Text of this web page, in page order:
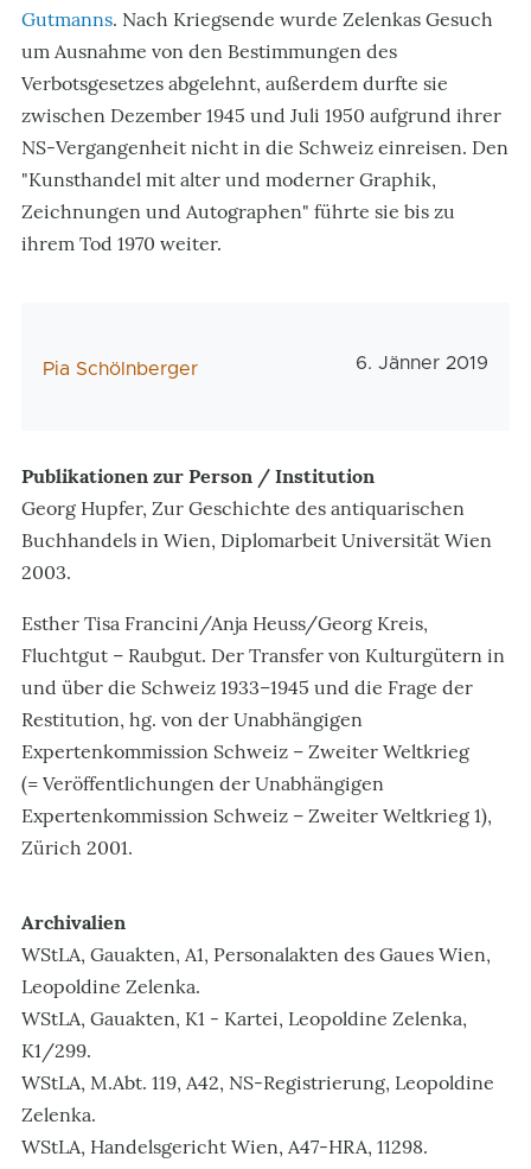
Gutmanns. Nach Kriegsende wurde Zelenkas Gesuch
um Ausnahme von den Bestimmungen des
Verbotsgesetzes abgelehnt, außerdem durfte sie
zwischen Dezember 1945 und Juli 1950 aufgrund ihrer
NS-Vergangenheit nicht in die Schweiz einreisen. Den
"Kunsthandel mit alter und moderner Graphik,
Zeichnungen und Autographen" führte sie bis zu
ihrem Tod 1970 weiter.
AutorIn
Pia Schölnberger 6. Jänner 2019
Publikationen zur Person / Institution
Georg Hupfer, Zur Geschichte des antiquarischen
Buchhandels in Wien, Diplomarbeit Universität Wien
2003.
Esther Tisa Francini/Anja Heuss/Georg Kreis,
Fluchtgut – Raubgut. Der Transfer von Kulturgütern in
und über die Schweiz 1933–1945 und die Frage der
Restitution, hg. von der Unabhängigen
Expertenkommission Schweiz – Zweiter Weltkrieg
(= Veröffentlichungen der Unabhängigen
Expertenkommission Schweiz – Zweiter Weltkrieg 1),
Zürich 2001.
Archivalien
WStLA, Gauakten, A1, Personalakten des Gaues Wien,
Leopoldine Zelenka.
WStLA, Gauakten, K1 - Kartei, Leopoldine Zelenka,
K1/299.
WStLA, M.Abt. 119, A42, NS-Registrierung, Leopoldine
Zelenka.
WStLA, Handelsgericht Wien, A47-HRA, 11298.